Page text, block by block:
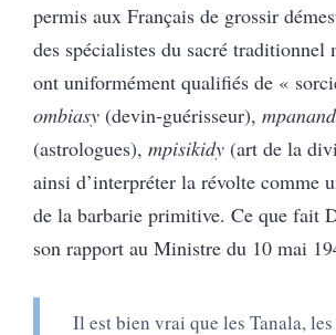
permis aux Français de grossir
des spécialistes du sacré traditionnel
ont uniformément qualifiés de «
ombiasy (devin-guérisseur),
(astrologues), mpisikidy (art de la
ainsi d’interpréter la révolte comme
de la barbarie primitive. Ce que fait
son rapport au Ministre du 10 mai
Il est bien vrai que les Tanala,